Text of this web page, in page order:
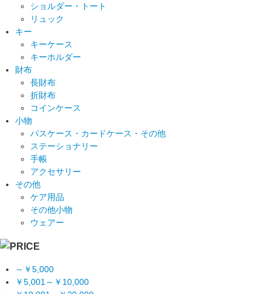
ショルダー・トート
リュック
キー
キーケース
キーホルダー
財布
長財布
折財布
コインケース
小物
パスケース・カードケース・その他
ステーショナリー
手帳
アクセサリー
その他
ケア用品
その他小物
ウェアー
～￥5,000
￥5,001～￥10,000